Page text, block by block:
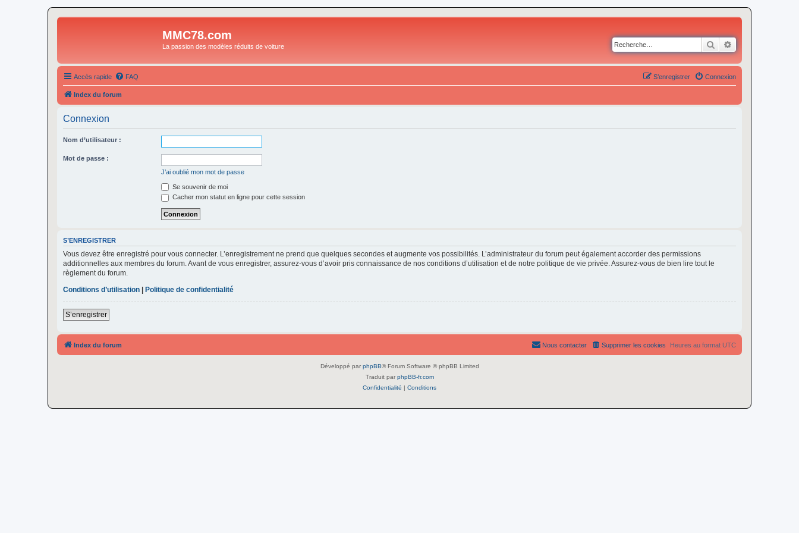
MMC78.com
La passion des modèles réduits de voiture Rechercher
Accès rapide FAQ Connexion
S’enregistrer
Index du forum
Connexion
Nom d’utilisateur :
Mot de passe :
J’ai oublié mon mot de passe
Se souvenir de moi
Cacher mon statut en ligne pour cette session
S’ENREGISTRER
Vous devez être enregistré pour vous connecter. L’enregistrement ne prend que quelques secondes et augmente vos possibilités. L’administrateur du forum peut également accorder des permissions
additionnelles aux membres du forum. Avant de vous enregistrer, assurez-vous d’avoir pris connaissance de nos conditions d’utilisation et de notre politique de vie privée. Assurez-vous de bien lire tout le
règlement du forum.
Conditions d’utilisation
Politique de confidentialité
S’enregistrer
Index du forum Heures au format UTC
Supprimer les cookies
Nous contacter
Développé par phpBB® Forum Software © phpBB Limited
Traduit par phpBB-fr.com
Confidentialité | Conditions